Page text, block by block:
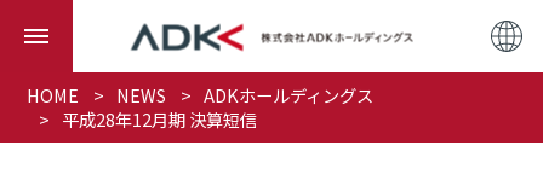
HOME NEWS
ADKホールディングス
平成28年12月期 決算短信